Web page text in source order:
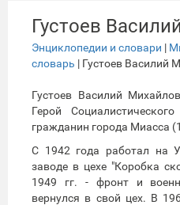
Густоев
Энциклопедии и словари |
словарь | Густоев Василий
Густоев Василий
Герой
гражданин города Миасса
С 1942 года работал на
заводе в цехе "Коробка
1949 гг. - фронт и
вернулся в свой цех. В